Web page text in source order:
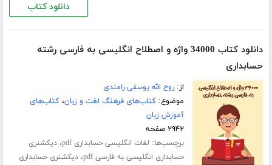
دانلود کتاب
دانلود کتاب 34000 واژه و اصطلاح انگلیسی به فارسی رشته
حسابداری
از:روح الله یوسفی رامندی
موضوع:کتاب‌های فرهنگ لغت و زبان،کتاب‌های
آموزش زبان
۲۹۴۲ صفحه
برچسب‌ها: لغات انگلیسی حسابداری pdf ،دیکشنری
حسابداری انگلیسی به فارسی pdf
،دیکشنری حسابداری